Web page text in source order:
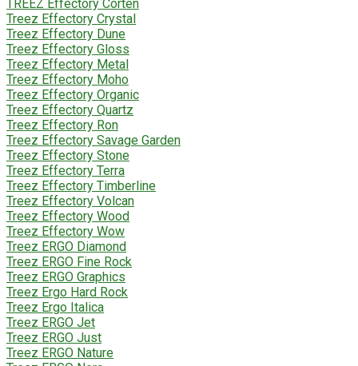
TREEZ Effectory Corten
Treez Effectory Crystal
Treez Effectory Dune
Treez Effectory Gloss
Treez Effectory Metal
Treez Effectory Moho
Treez Effectory Organic
Treez Effectory Quartz
Treez Effectory Ron
Treez Effectory Savage Garden
Treez Effectory Stone
Treez Effectory Terra
Treez Effectory Timberline
Treez Effectory Volcan
Treez Effectory Wood
Treez Effectory Wow
Treez ERGO Diamond
Treez ERGO Fine Rock
Treez ERGO Graphics
Treez Ergo Hard Rock
Treez Ergo Italica
Treez ERGO Jet
Treez ERGO Just
Treez ERGO Nature